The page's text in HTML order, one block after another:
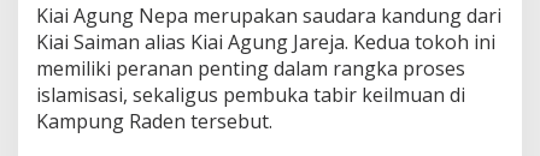
K
e
i
l
m
u
Kiai Agung Nepa merupakan saudara kandung dari
Kiai Saiman alias Kiai Agung Jareja. Kedua tokoh ini
memiliki peranan penting dalam rangka proses
islamisasi, sekaligus pembuka tabir keilmuan di
Kampung Raden tersebut.